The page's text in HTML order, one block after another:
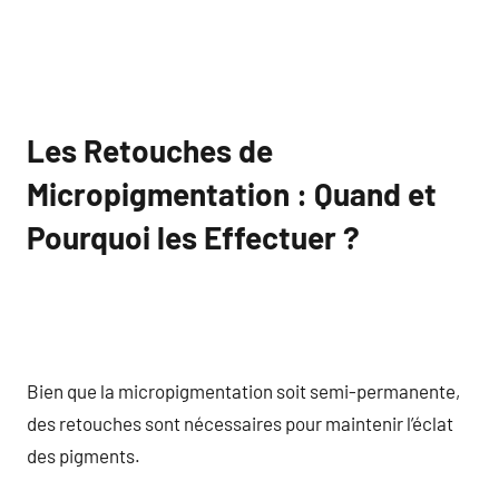
Les Retouches de
Micropigmentation : Quand et
Pourquoi les Effectuer ?
Bien que la micropigmentation soit semi-permanente,
des retouches sont nécessaires pour maintenir l’éclat
des pigments.